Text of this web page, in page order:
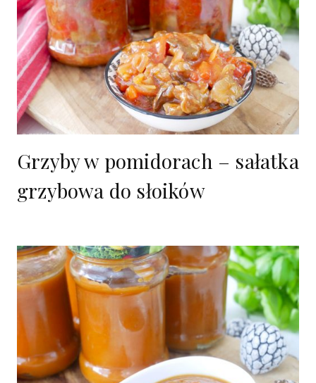
Grzyby w pomidorach – sałatka
grzybowa do słoików